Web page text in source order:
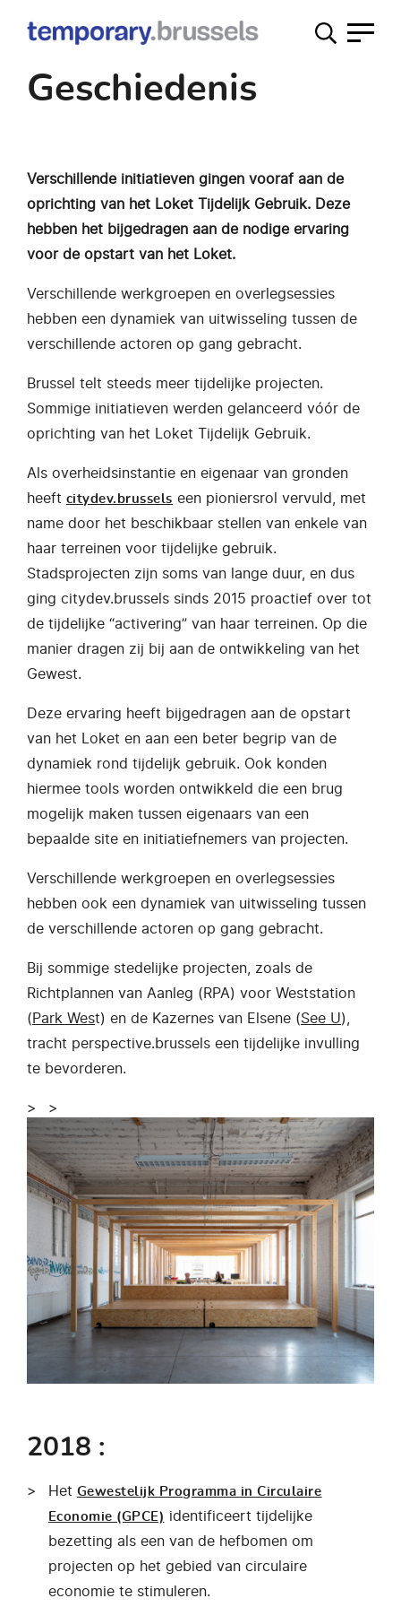
tijdelijk
gebruik
Geschiedenis
Verschillende initiatieven gingen vooraf aan de
oprichting van het Loket Tijdelijk Gebruik. Deze
hebben het bijgedragen aan de nodige ervaring
voor de opstart van het Loket.
Verschillende werkgroepen en overlegsessies
hebben een dynamiek van uitwisseling tussen de
verschillende actoren op gang gebracht.
Brussel telt steeds meer tijdelijke projecten.
Sommige initiatieven werden gelanceerd vóór de
oprichting van het Loket Tijdelijk Gebruik.
Als overheidsinstantie en eigenaar van gronden
heeft citydev.brussels een pioniersrol vervuld, met
name door het beschikbaar stellen van enkele van
haar terreinen voor tijdelijke gebruik.
Stadsprojecten zijn soms van lange duur, en dus
ging citydev.brussels sinds 2015 proactief over tot
de tijdelijke “activering” van haar terreinen. Op die
manier dragen zij bij aan de ontwikkeling van het
Gewest.
Deze ervaring heeft bijgedragen aan de opstart
van het Loket en aan een beter begrip van de
dynamiek rond tijdelijk gebruik. Ook konden
hiermee tools worden ontwikkeld die een brug
mogelijk maken tussen eigenaars van een
bepaalde site en initiatiefnemers van projecten.
Verschillende werkgroepen en overlegsessies
hebben ook een dynamiek van uitwisseling tussen
de verschillende actoren op gang gebracht.
Bij sommige stedelijke projecten, zoals de
Richtplannen van Aanleg (RPA) voor Weststation
(Park West) en de Kazernes van Elsene (See U),
tracht perspective.brussels een tijdelijke invulling
te bevorderen.
2018 :
Het Gewestelijk Programma in Circulaire
Economie (GPCE) identificeert tijdelijke
bezetting als een van de hefbomen om
projecten op het gebied van circulaire
economie te stimuleren.